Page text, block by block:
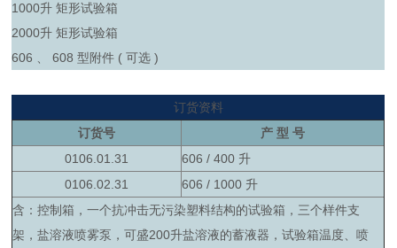
1000升 矩形试验箱
2000升 矩形试验箱
606 、 608 型附件 ( 可选 )
订货资料
订货号
产型 号
0106.01.31
606 / 400 升
0106.02.31
606 / 1000 升
含：控制箱，一个抗冲击无污染塑料结构的试验箱，三个样件支
架，盐溶液喷雾泵，可盛200升盐溶液的蓄液器，试验箱温度、喷